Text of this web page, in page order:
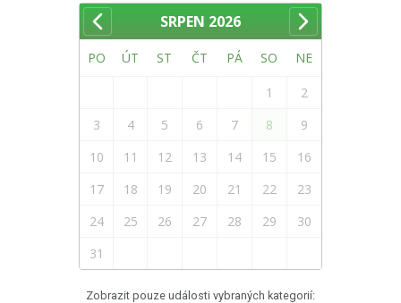
SRPEN 2026
PO ÚT ST ČT PÁ SO NE
1
2
3
4 5 6 7 8
9
10
11 12 13 14 15
16
17
18 19 20 21 22
23
24
25 26 27 28 29
30
31
Zobrazit pouze události vybraných kategorií: